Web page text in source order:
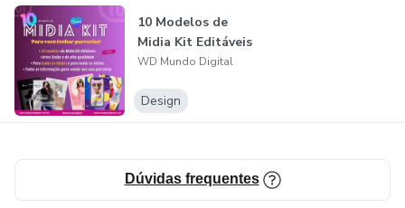
cores, trocar imagens, inserir a sua logo pra você e
aproveitar as artes do jeito e como você for do seu agrado.
Compre já e comece o perfil do jeito que você gosta!
10 Modelos de
Midia Kit Editáveis
WD Mundo Digital
Design
Dúvidas frequentes